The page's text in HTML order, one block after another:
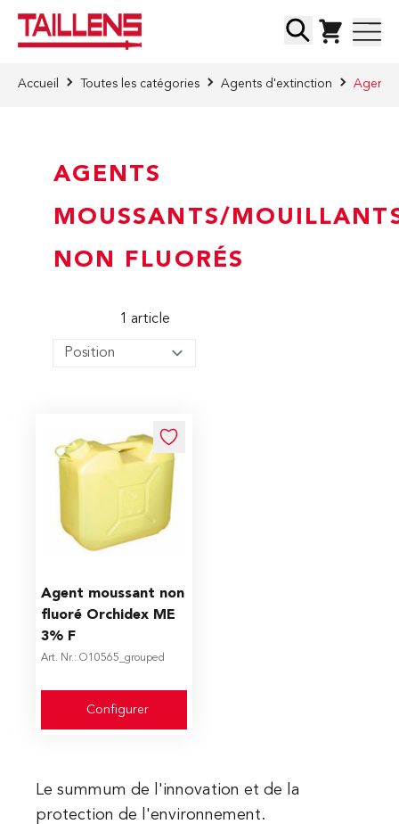
Chercher
Accueil Toutes les catégories Agents d'extinction Agents
AGENTS
MOUSSANTS/
NON FLUORÉS
1 article
Agent moussant non
fluoré Orchidex ME
3% F
Art. Nr.: O10565_grouped
The price depends on the options chosen on the
Configurer
Le summum de l'innovation et de la
protection de l'environnement.